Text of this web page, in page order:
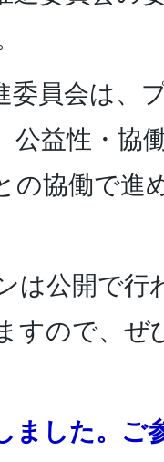
委員会は、
公益性・協
の協働で進
は公開で行
すので、ぜ
ました。ご